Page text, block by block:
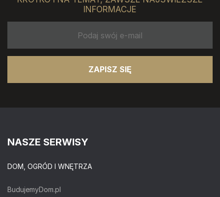
INFORMACJE
ZAPISZ SIĘ
NASZE SERWISY
DOM, OGRÓD I WNĘTRZA
BudujemyDom.pl